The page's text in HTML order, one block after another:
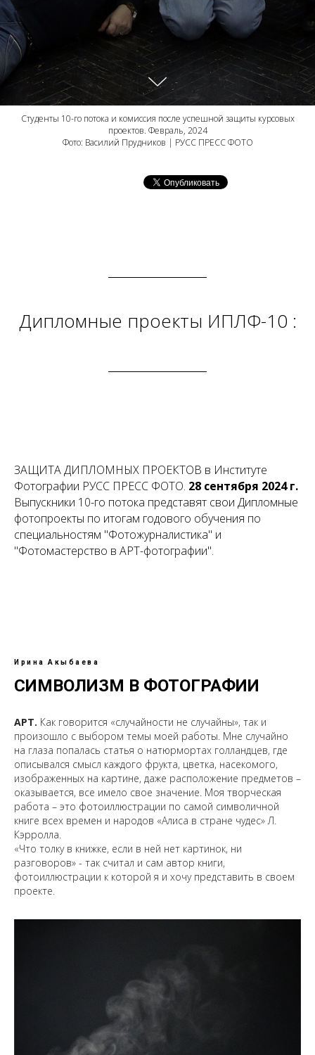
Студенты 10-го потока и комиссия после успешной защиты курсовых
проектов. Февраль, 2024
Фото: Василий Прудников | РУСС ПРЕСС ФОТО
Дипломные проекты ИПЛФ-10 :
ЗАЩИТА ДИПЛОМНЫХ ПРОЕКТОВ в Институте
Фотографии РУСС ПРЕСС ФОТО. 28 сентября 2024 г.
Выпускники 10-го потока представят свои Дипломные
фотопроекты по итогам годового обучения по
специальностям "Фотожурналистика" и
"Фотомастерство в АРТ-фотографии".
Ирина Акыбаева
СИМВОЛИЗМ В ФОТОГРАФИИ
АРТ. Как говорится «случайности не случайны», так и
произошло с выбором темы моей работы. Мне случайно
на глаза попалась статья о натюрмортах голландцев, где
описывался смысл каждого фрукта, цветка, насекомого,
изображенных на картине, даже расположение предметов –
оказывается, все имело свое значение. Моя творческая
работа – это фотоиллюстрации по самой символичной
книге всех времен и народов «Алиса в стране чудес» Л.
Кэрролла.
«Что толку в книжке, если в ней нет картинок, ни
разговоров» - так считал и сам автор книги,
фотоиллюстрации к которой я и хочу представить в своем
проекте.